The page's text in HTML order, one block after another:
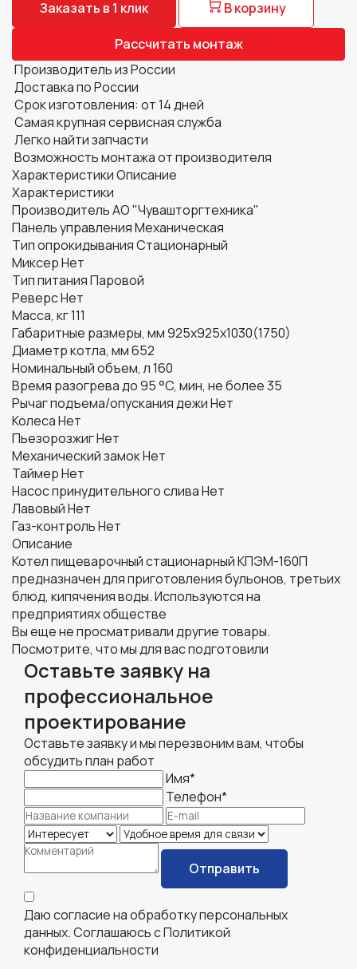
Шкафы расстоечные
Заказать в 1 клик
В корзину
Рассчитать монтаж
Производитель из России
Доставка по России
Срок изготовления: от 14 дней
Самая крупная сервисная служба
Легко найти запчасти
Возможность монтажа от производителя
ХарактеристикиОписание
Характеристики
ПроизводительАО "Чувашторгтехника"
Панель управленияМеханическая
Тип опрокидыванияСтационарный
МиксерНет
Тип питанияПаровой
РеверсНет
Масса, кг111
Габаритные размеры, мм925х925х1030(1750)
Диаметр котла, мм652
Номинальный объем, л160
Время разогрева до 95 °C, мин, не более35
Рычаг подъема/опускания дежиНет
КолесаНет
ПьезорозжигНет
Механический замокНет
ТаймерНет
Насос принудительного сливаНет
ЛавовыйНет
Газ-контрольНет
Описание
Котел пищеварочный стационарный КПЭМ-160П
предназначен для приготовления бульонов, третьих
блюд, кипячения воды. Используются на
предприятиях обществе
Вы еще не просматривали другие товары.
Посмотрите, что мы для вас подготовили
Оставьте заявку на
профессиональное
проектирование
Оставьте заявку и мы перезвоним вам, чтобы
обсудить план работ
Имя*
Телефон*
Отправить
Даю согласие на обработку персональных
данных. Соглашаюсь сПолитикой
конфиденциальности